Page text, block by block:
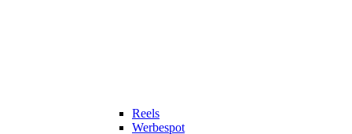
Reels
Werbespot